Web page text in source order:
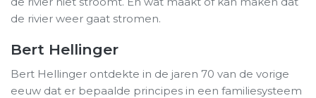
de rivier weer gaat stromen.
Bert Hellinger
Bert Hellinger ontdekte in de jaren 70 van de vorige
eeuw dat er bepaalde principes in een familiesysteem